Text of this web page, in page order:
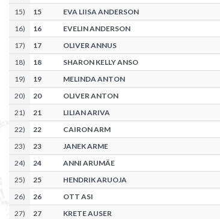
15) 15 EVA LIISA ANDERSON
16) 16 EVELIN ANDERSON
17) 17 OLIVER ANNUS
18) 18 SHARON KELLY ANSO
19) 19 MELINDA ANTON
20) 20 OLIVER ANTON
21) 21 LILIAN ARIVA
22) 22 CAIRON ARM
23) 23 JANEK ARME
24) 24 ANNI ARUMÄE
25) 25 HENDRIK ARUOJA
26) 26 OTT ASI
27) 27 KRETE AUSER